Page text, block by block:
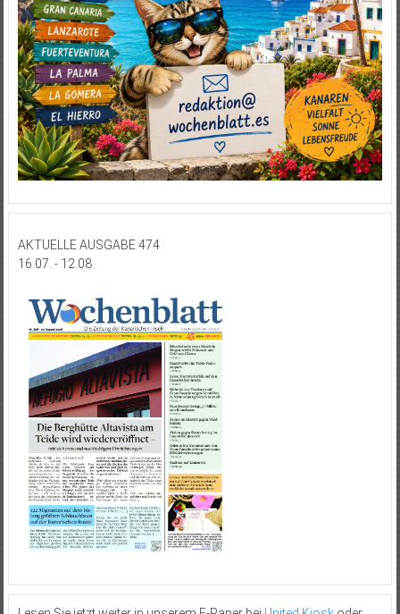
AKTUELLE AUSGABE 474
16.07. - 12.08.